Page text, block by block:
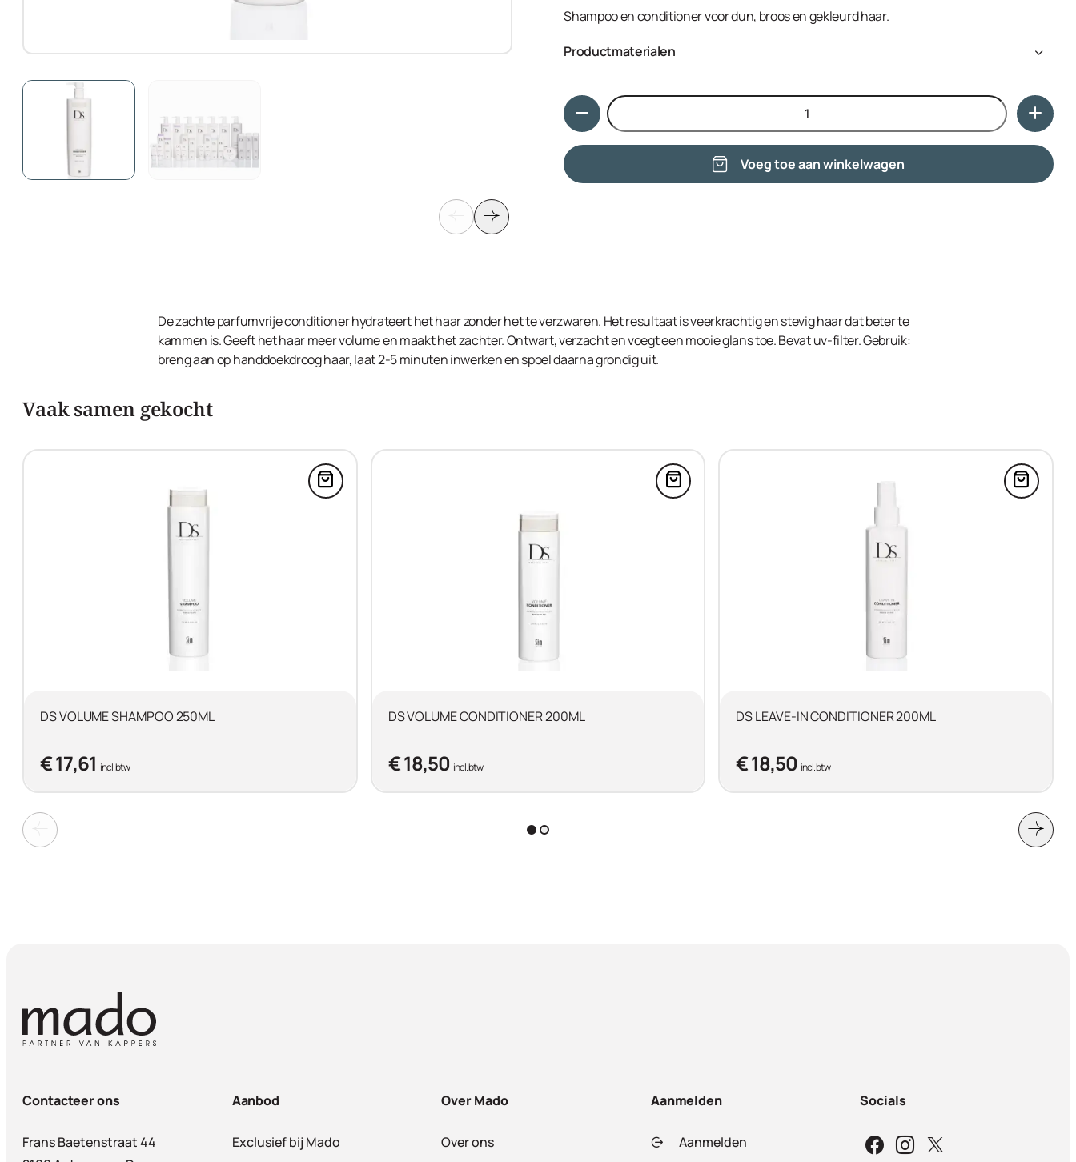
Shampoo en conditioner voor dun, broos en gekleurd haar.
Productmaterialen
Chloride, Polyquaternium-67, Ceteareth-20, Ethylhexyl Methoxycinnamate, Propylene
Glycol, Isopropyl Alcohol, Phenoxyethanol, Ethylhexylglycerin.
Hoeveelheid
Voeg toe aan winkelwagen
De zachte parfumvrije conditioner hydrateert het haar zonder het te verzwaren. Het resultaat is veerkrachtig en stevig haar dat beter te
kammen is. Geeft het haar meer volume en maakt het zachter. Ontwart, verzacht en voegt een mooie glans toe. Bevat uv-filter. Gebruik:
breng aan op handdoekdroog haar, laat 2-5 minuten inwerken en spoel daarna grondig uit.
Vaak samen gekocht
Voeg DS VOLUME SHAMPOO 250ML in de winkelwagen
DS VOLUME SHAMPOO 250ML
€ 17,61 incl. btw
Voeg DS VOLUME CONDITIONER 200ML in de
DS VOLUME CONDITIONER 200ML
€ 18,50 incl. btw
Voeg
DS LEAVE-IN CONDITIONER 200ML
€ 18,50 incl. btw
Contacteer ons
Frans Baetenstraat 44
Aanbod
Exclusief bij Mado
Over Mado
Over ons
Aanmelden
Aanmelden
Socials